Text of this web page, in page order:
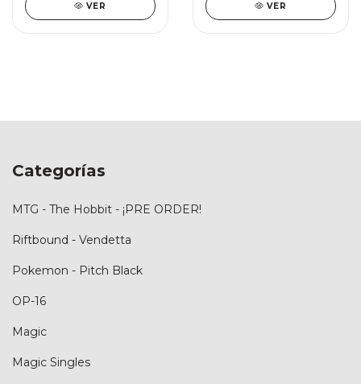
VER VER
Categorías
MTG - The Hobbit - ¡PRE ORDER!
Riftbound - Vendetta
Pokemon - Pitch Black
OP-16
Magic
Magic Singles